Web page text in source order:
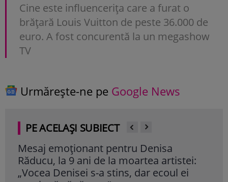
Cine este influencerița care a furat o
brățară Louis Vuitton de peste 36.000 de
euro. A fost concurentă la un megashow
TV
Urmărește-ne pe Google News
PE ACELAȘI SUBIECT
Mesaj emoționant pentru Denisa
Răducu, la 9 ani de la moartea artistei:
„Vocea Denisei s-a stins, dar ecoul ei